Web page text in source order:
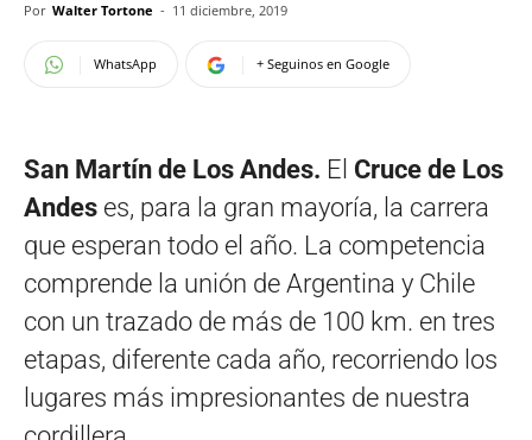
Por Walter Tortone - 11 diciembre, 2019
WhatsApp + Seguinos en Google
San Martín de Los Andes. El Cruce de Los
Andes es, para la gran mayoría, la carrera
que esperan todo el año. La competencia
comprende la unión de Argentina y Chile
con un trazado de más de 100 km. en tres
etapas, diferente cada año, recorriendo los
lugares más impresionantes de nuestra